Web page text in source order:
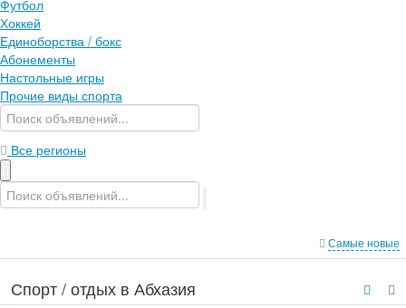
Футбол
Хоккей
Единоборства / бокс
Абонементы
Настольные игры
Прочие виды спорта
Все регионы
Самые новые
Спорт / отдых в Абхазия